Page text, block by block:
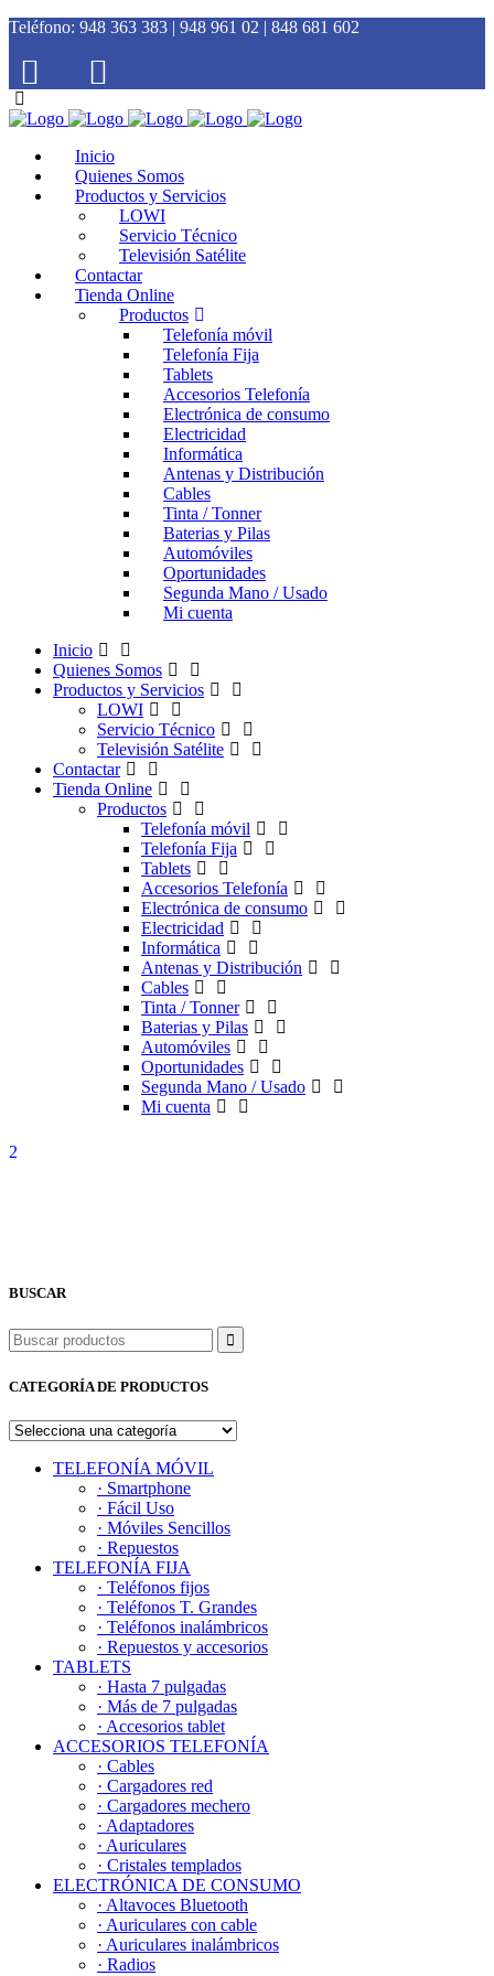
Teléfono: 948 363 383 | 948 961 02 | 848 681 602
Inicio
Quienes Somos
Productos y Servicios
LOWI
Servicio Técnico
Televisión Satélite
Contactar
Tienda Online
Productos
Telefonía móvil
Telefonía Fija
Tablets
Accesorios Telefonía
Electrónica de consumo
Electricidad
Informática
Antenas y Distribución
Cables
Tinta / Tonner
Baterias y Pilas
Automóviles
Oportunidades
Segunda Mano / Usado
Mi cuenta
Inicio
Quienes Somos
Productos y Servicios
LOWI
Servicio Técnico
Televisión Satélite
Contactar
Tienda Online
Productos
Telefonía móvil
Telefonía Fija
Tablets
Accesorios Telefonía
Electrónica de consumo
Electricidad
Informática
Antenas y Distribución
Cables
Tinta / Tonner
Baterias y Pilas
Automóviles
Oportunidades
Segunda Mano / Usado
Mi cuenta
BUSCAR
Buscar
CATEGORÍA DE PRODUCTOS
TELEFONÍA MÓVIL
· Smartphone
· Fácil Uso
· Móviles Sencillos
· Repuestos
TELEFONÍA FIJA
· Teléfonos fijos
· Teléfonos T. Grandes
· Teléfonos inalámbricos
· Repuestos y accesorios
TABLETS
· Hasta 7 pulgadas
· Más de 7 pulgadas
· Accesorios tablet
ACCESORIOS TELEFONÍA
· Cables
· Cargadores red
· Cargadores mechero
· Adaptadores
· Auriculares
· Cristales templados
ELECTRÓNICA DE CONSUMO
· Altavoces Bluetooth
· Auriculares con cable
· Auriculares inalámbricos
· Radios